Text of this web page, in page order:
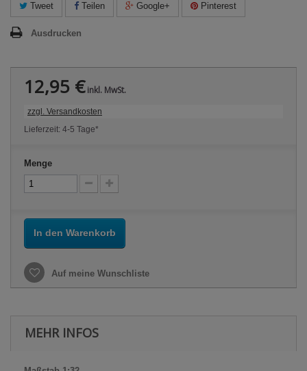
Tweet Teilen Google+ Pinterest
Ausdrucken
12,95 €inkl. MwSt.
zzgl. Versandkosten
Lieferzeit: 4-5 Tage*
Menge
In den Warenkorb
Auf meine Wunschliste
MEHR INFOS